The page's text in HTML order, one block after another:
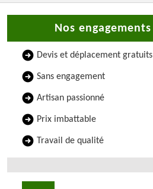
Nos engagements
Devis et déplacement gratuits
Sans engagement
Artisan passionné
Prix imbattable
Travail de qualité